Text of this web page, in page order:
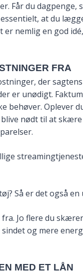
Får du dagpenge,
at du
nemlig en god
FRA
der
er unødigt.
behøver. Oplever
nødt til at
Så er det også
Jo flere du
og mere
MED ET LÅN